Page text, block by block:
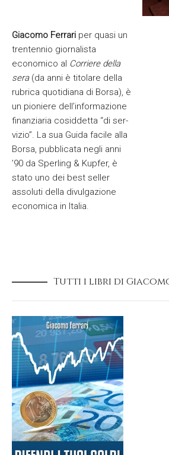
Giacomo Ferrari per quasi un
trentennio giorna­lista
economico al Corriere del­la
sera(da anni è titolare della
rubrica quotidiana di Borsa), è
un pioniere dell’informazione
finanziaria cosiddetta “di ser­
vizio”. La sua Guida facile alla
Borsa, pubblicata negli anni
’90 da Sperling & Kupfer, è
stato uno dei best seller
assoluti della divulgazione
economica in Italia.
Tutti i libri di